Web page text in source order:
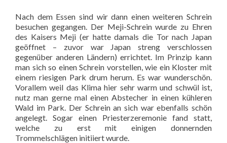
Nach dem Essen sind wir dann einen weiteren Schrein
besuchen gegangen. Der Meji-Schrein wurde zu Ehren
des Kaisers Meji (er hatte damals die Tor nach Japan
geöffnet – zuvor war Japan streng verschlossen
gegenüber anderen Ländern) errichtet. Im Prinzip kann
man sich so einen Schrein vorstellen, wie ein Kloster mit
einem riesigen Park drum herum. Es war wunderschön.
Vorallem weil das Klima hier sehr warm und schwül ist,
nutz man gerne mal einen Abstecher in einen kühleren
Wald im Park. Der Schrein an sich war ebenfalls schön
angelegt. Sogar einen Priesterzeremonie fand statt,
welche zu erst mit einigen donnernden
Trommelschlägen initiiert wurde.